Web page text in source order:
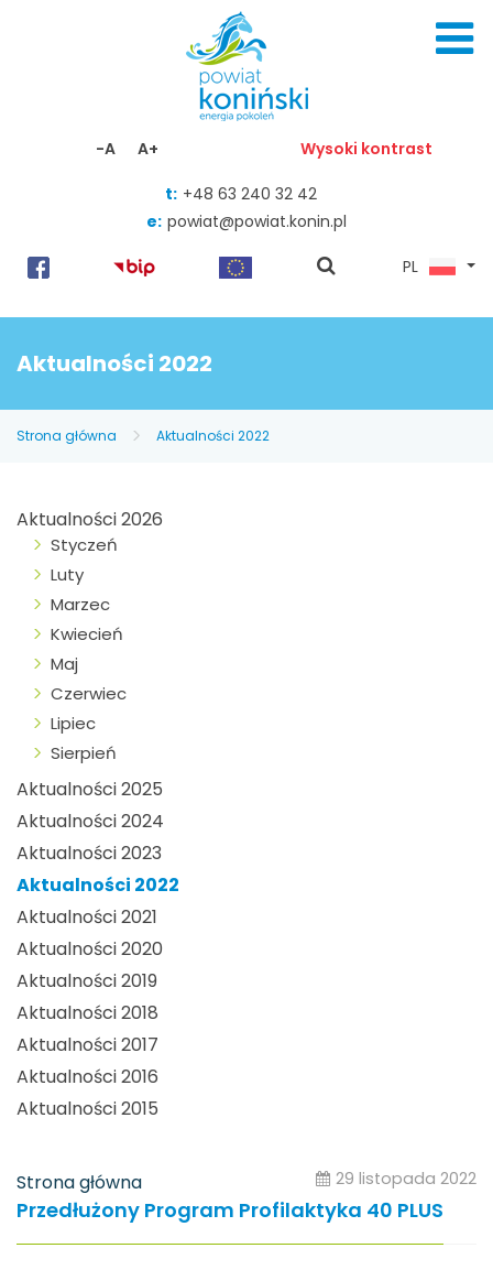
-A A+ Wysoki kontrast
t: +48 63 240 32 42
e: powiat@powiat.konin.pl
pokaż
PL
Aktualności 2022
Strona główna Aktualności 2022
Aktualności 2026
Styczeń
Luty
Marzec
Kwiecień
Maj
Czerwiec
Lipiec
Sierpień
Aktualności 2025
Aktualności 2024
Aktualności 2023
Aktualności 2022
Aktualności 2021
Aktualności 2020
Aktualności 2019
Aktualności 2018
Aktualności 2017
Aktualności 2016
Aktualności 2015
Strona główna 29 listopada 2022
Przedłużony Program Profilaktyka 40 PLUS